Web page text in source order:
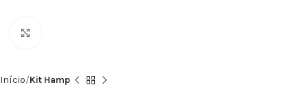
Início Kit Hamp